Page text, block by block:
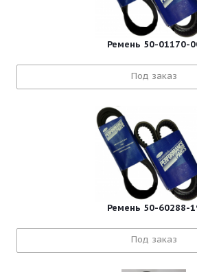
Ремень 50-01170-
Под заказ
Ремень 50-60288-
Под заказ